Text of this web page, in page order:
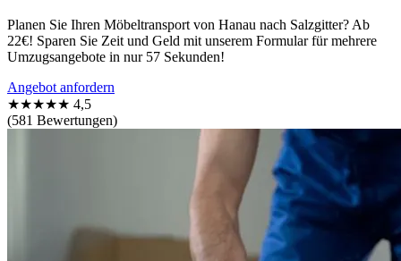
Planen Sie Ihren Möbeltransport von Hanau nach Salzgitter? Ab
22€! Sparen Sie Zeit und Geld mit unserem Formular für mehrere
Umzugsangebote in nur 57 Sekunden!
Angebot anfordern
★★★★★ 4,5
(581 Bewertungen)